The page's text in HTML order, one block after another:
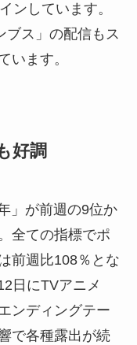
ンしています。
ブス」の配信もス
います。
好調
」が前週の9位か
全ての指標でポ
前週比108％とな
日にTVアニメ
ンディングテー
で各種露出が続